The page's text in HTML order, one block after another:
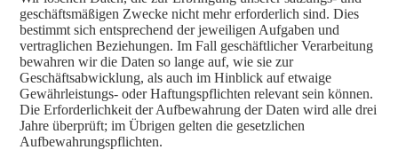
geschäftsmäßigen Zwecke nicht mehr erforderlich sind. Dies
bestimmt sich entsprechend der jeweiligen Aufgaben und
vertraglichen Beziehungen. Im Fall geschäftlicher Verarbeitung
bewahren wir die Daten so lange auf, wie sie zur
Geschäftsabwicklung, als auch im Hinblick auf etwaige
Gewährleistungs- oder Haftungspflichten relevant sein können.
Die Erforderlichkeit der Aufbewahrung der Daten wird alle drei
Jahre überprüft; im Übrigen gelten die gesetzlichen
Aufbewahrungspflichten.